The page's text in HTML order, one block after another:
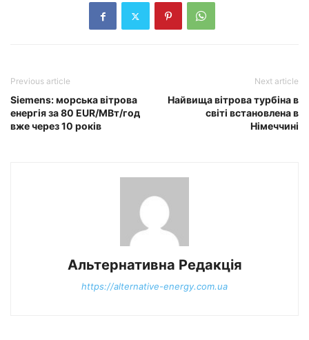
Previous article
Siemens: морська вітрова
енергія за 80 EUR/МВт/год
вже через 10 років
Next article
Найвища вітрова турбіна в
світі встановлена в
Німеччині
Альтернативна Редакція
https://alternative-energy.com.ua